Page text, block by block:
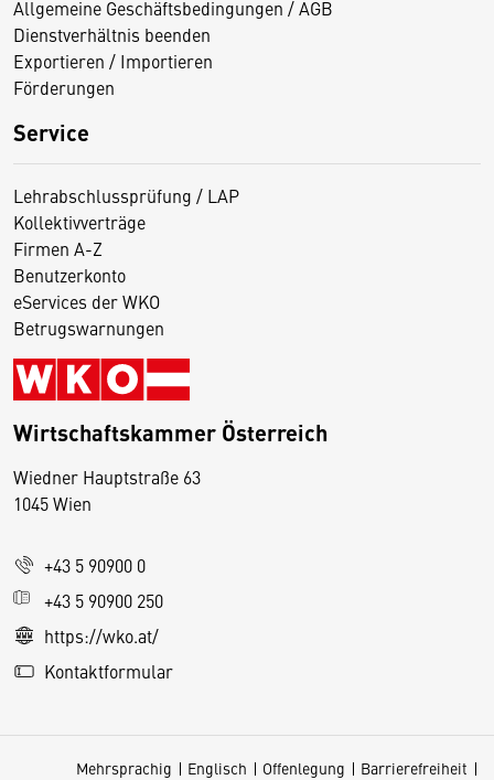
Allgemeine Geschäftsbedingungen / AGB
Dienstverhältnis beenden
Exportieren / Importieren
Förderungen
Service
Lehrabschlussprüfung / LAP
Kollektivverträge
Firmen A-Z
Benutzerkonto
eServices der WKO
Betrugswarnungen
Wirtschaftskammer Österreich
Wiedner Hauptstraße 63
1045 Wien
+43 5 90900 0
+43 5 90900 250
https://wko.at/
Kontaktformular
Mehrsprachig Englisch Offenlegung Barrierefreiheit
D
s
e
S
e